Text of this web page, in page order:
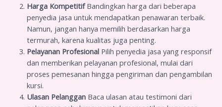
Harga KompetitifBandingkan harga dari beberapa
penyedia jasa untuk mendapatkan penawaran terbaik.
Namun, jangan hanya memilih berdasarkan harga
termurah, karena kualitas juga penting.
Pelayanan ProfesionalPilih penyedia jasa yang responsif
dan memberikan pelayanan profesional, mulai dari
proses pemesanan hingga pengiriman dan pengambilan
kursi.
Ulasan PelangganBaca ulasan atau testimoni dari